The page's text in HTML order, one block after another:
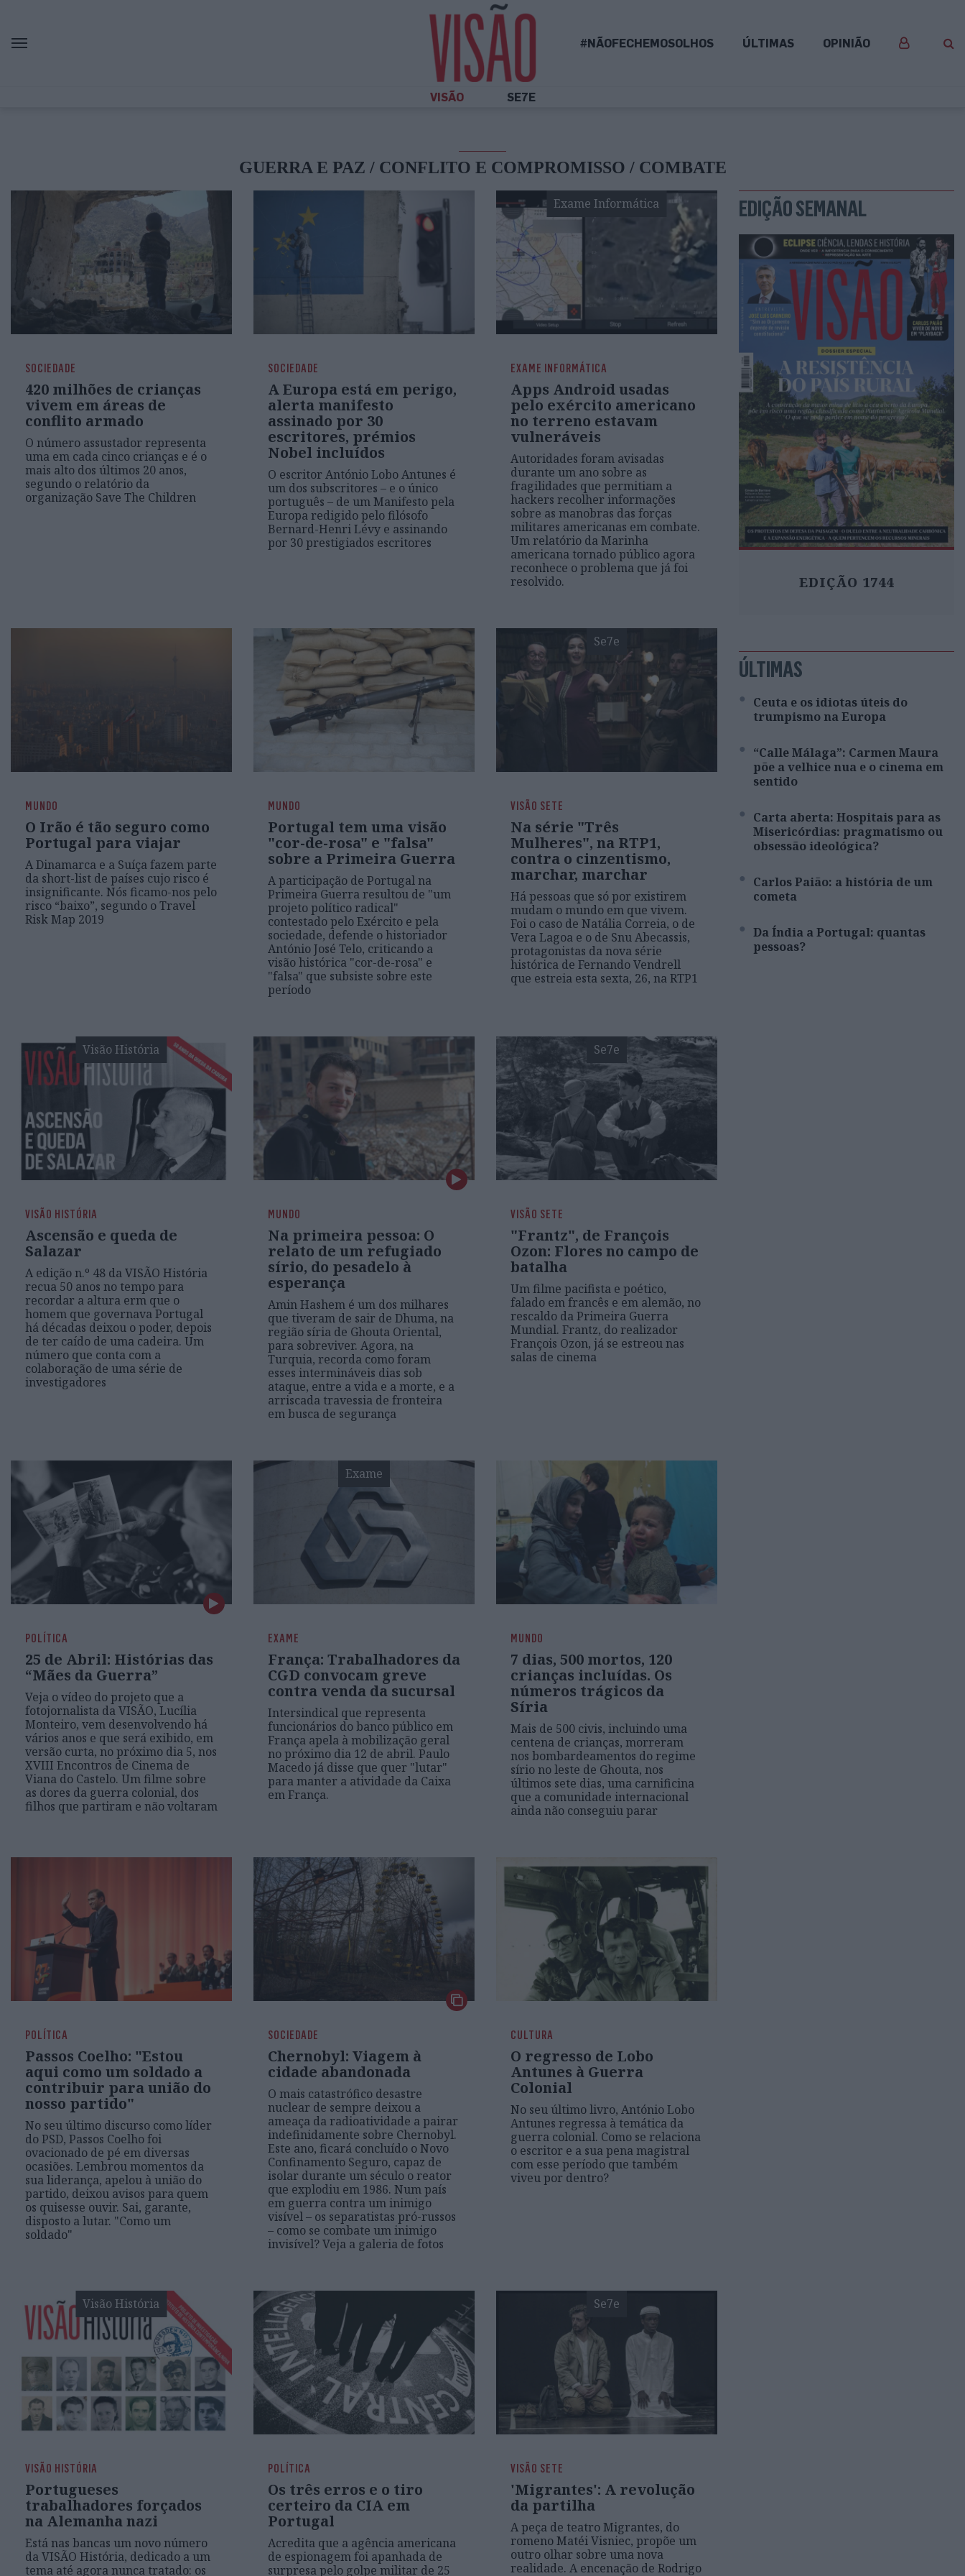
#NÃOFECHEMOSOLHOS ÚLTIMAS OPINIÃO
VISÃO SE7E
GUERRA E PAZ / CONFLITO E COMPROMISSO / COMBATE
SOCIEDADE
420 milhões de crianças
vivem em áreas de
conflito armado
O número assustador representa
uma em cada cinco crianças e é o
mais alto dos últimos 20 anos,
segundo o relatório da
organização Save The Children
SOCIEDADE
A Europa está em perigo,
alerta manifesto
assinado por 30
escritores, prémios
Nobel incluídos
O escritor António Lobo Antunes é
um dos subscritores – e o único
português – de um Manifesto pela
Europa redigido pelo filósofo
Bernard-Henri Lévy e assinando
por 30 prestigiados escritores
Exame Informática
EXAME INFORMÁTICA
Apps Android usadas
pelo exército americano
no terreno estavam
vulneráveis
Autoridades foram avisadas
durante um ano sobre as
fragilidades que permitiam a
hackers recolher informações
sobre as manobras das forças
militares americanas em combate.
Um relatório da Marinha
americana tornado público agora
reconhece o problema que já foi
resolvido.
MUNDO
O Irão é tão seguro como
Portugal para viajar
A Dinamarca e a Suíça fazem parte
da short-list de países cujo risco é
insignificante. Nós ficamo-nos pelo
risco “baixo”, segundo o Travel
Risk Map 2019
MUNDO
Portugal tem uma visão
"cor-de-rosa" e "falsa"
sobre a Primeira Guerra
A participação de Portugal na
Primeira Guerra resultou de "um
projeto político radical"
contestado pelo Exército e pela
sociedade, defende o historiador
António José Telo, criticando a
visão histórica "cor-de-rosa" e
"falsa" que subsiste sobre este
período
Se7e
VISÃO SETE
Na série "Três
Mulheres", na RTP1,
contra o cinzentismo,
marchar, marchar
Há pessoas que só por existirem
mudam o mundo em que vivem.
Foi o caso de Natália Correia, o de
Vera Lagoa e o de Snu Abecassis,
protagonistas da nova série
histórica de Fernando Vendrell
que estreia esta sexta, 26, na RTP1
Visão História
VISÃO HISTÓRIA
Ascensão e queda de
Salazar
A edição n.º 48 da VISÃO História
recua 50 anos no tempo para
recordar a altura erm que o
homem que governava Portugal
há décadas deixou o poder, depois
de ter caído de uma cadeira. Um
número que conta com a
colaboração de uma série de
investigadores
MUNDO
Na primeira pessoa: O
relato de um refugiado
sírio, do pesadelo à
esperança
Amin Hashem é um dos milhares
que tiveram de sair de Dhuma, na
região síria de Ghouta Oriental,
para sobreviver. Agora, na
Turquia, recorda como foram
esses intermináveis dias sob
ataque, entre a vida e a morte, e a
arriscada travessia de fronteira
em busca de segurança
Se7e
VISÃO SETE
"Frantz", de François
Ozon: Flores no campo de
batalha
Um filme pacifista e poético,
falado em francês e em alemão, no
rescaldo da Primeira Guerra
Mundial. Frantz, do realizador
François Ozon, já se estreou nas
salas de cinema
POLÍTICA
25 de Abril: Histórias das
“Mães da Guerra”
Veja o vídeo do projeto que a
fotojornalista da VISÃO, Lucília
Monteiro, vem desenvolvendo há
vários anos e que será exibido, em
versão curta, no próximo dia 5, nos
XVIII Encontros de Cinema de
Viana do Castelo. Um filme sobre
as dores da guerra colonial, dos
filhos que partiram e não voltaram
Exame
EXAME
França: Trabalhadores da
CGD convocam greve
contra venda da sucursal
Intersindical que representa
funcionários do banco público em
França apela à mobilização geral
no próximo dia 12 de abril. Paulo
Macedo já disse que quer "lutar"
para manter a atividade da Caixa
em França.
MUNDO
7 dias, 500 mortos, 120
crianças incluídas. Os
números trágicos da
Síria
Mais de 500 civis, incluindo uma
centena de crianças, morreram
nos bombardeamentos do regime
sírio no leste de Ghouta, nos
últimos sete dias, uma carnificina
que a comunidade internacional
ainda não conseguiu parar
POLÍTICA
Passos Coelho: "Estou
aqui como um soldado a
contribuir para união do
nosso partido"
No seu último discurso como líder
do PSD, Passos Coelho foi
ovacionado de pé em diversas
ocasiões. Lembrou momentos da
sua liderança, apelou à união do
partido, deixou avisos para quem
os quisesse ouvir. Sai, garante,
disposto a lutar. "Como um
soldado"
SOCIEDADE
Chernobyl: Viagem à
cidade abandonada
O mais catastrófico desastre
nuclear de sempre deixou a
ameaça da radioatividade a pairar
indefinidamente sobre Chernobyl.
Este ano, ficará concluído o Novo
Confinamento Seguro, capaz de
isolar durante um século o reator
que explodiu em 1986. Num país
em guerra contra um inimigo
visível – os separatistas pró-russos
– como se combate um inimigo
invisível? Veja a galeria de fotos
CULTURA
O regresso de Lobo
Antunes à Guerra
Colonial
No seu último livro, António Lobo
Antunes regressa à temática da
guerra colonial. Como se relaciona
o escritor e a sua pena magistral
com esse período que também
viveu por dentro?
Visão História
VISÃO HISTÓRIA
Portugueses
trabalhadores forçados
na Alemanha nazi
Está nas bancas um novo número
da VISÃO História, dedicado a um
tema até agora nunca tratado: os
POLÍTICA
Os três erros e o tiro
certeiro da CIA em
Portugal
Acredita que a agência americana
de espionagem foi apanhada de
surpresa pelo golpe militar de 25
Se7e
VISÃO SETE
'Migrantes': A revolução
da partilha
A peça de teatro Migrantes, do
romeno Matéi Visniec, propõe um
outro olhar sobre uma nova
realidade. A encenação de Rodrigo
EDIÇÃO SEMANAL
EDIÇÃO 1744
ÚLTIMAS
Ceuta e os idiotas úteis do
trumpismo na Europa
“Calle Málaga”: Carmen Maura
põe a velhice nua e o cinema em
sentido
Carta aberta: Hospitais para as
Misericórdias: pragmatismo ou
obsessão ideológica?
Carlos Paião: a história de um
cometa
Da Índia a Portugal: quantas
pessoas?